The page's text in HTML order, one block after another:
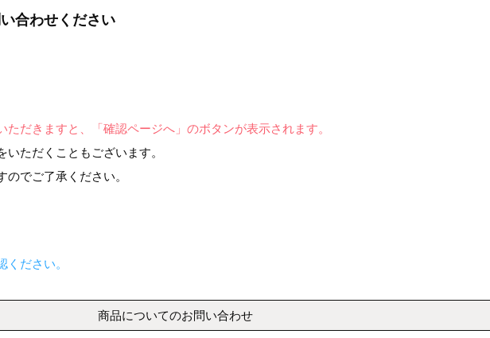
合わせください
だきますと、「確認ページへ」のボタンが表示されます。
ただくこともございます。
でご了承ください。
ください。
商品についてのお問い合わせ